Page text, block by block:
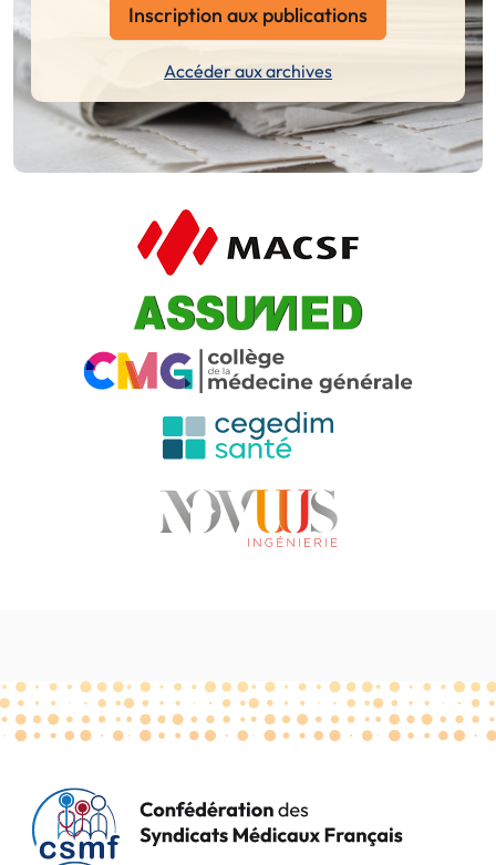
Inscription aux publications
Accéder aux archives